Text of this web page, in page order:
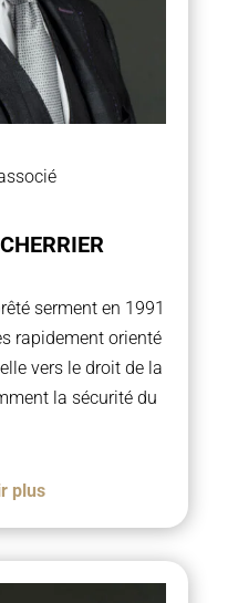
serment en 1991
rapidement orienté
vers le droit de la
la sécurité du
plus